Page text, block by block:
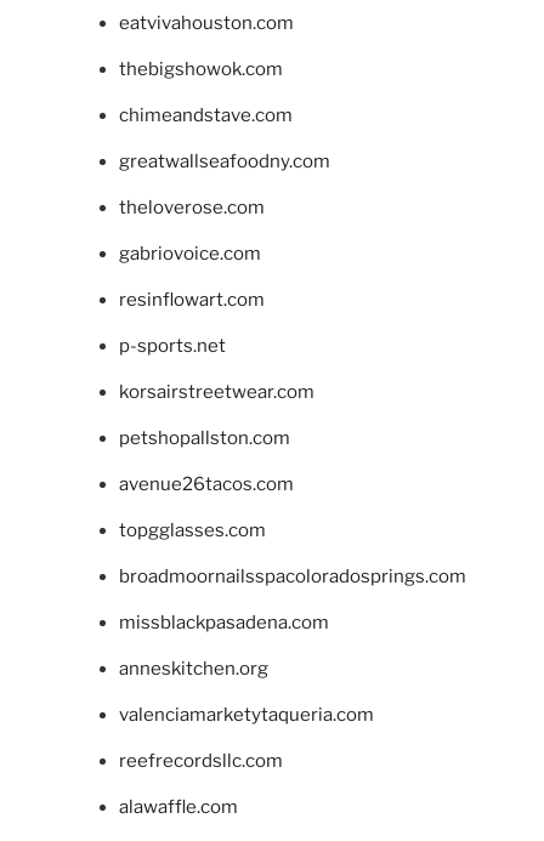
eatvivahouston.com
thebigshowok.com
chimeandstave.com
greatwallseafoodny.com
theloverose.com
gabriovoice.com
resinflowart.com
p-sports.net
korsairstreetwear.com
petshopallston.com
avenue26tacos.com
topgglasses.com
broadmoornailsspacoloradosprings.com
missblackpasadena.com
anneskitchen.org
valenciamarketytaqueria.com
reefrecordsllc.com
alawaffle.com